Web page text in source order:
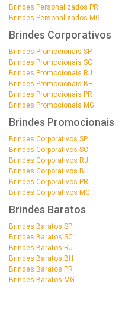
Brindes Personalizados PR
Brindes Personalizados MG
Brindes Corporativos
Brindes Promocionais SP
Brindes Promocionais SC
Brindes Promocionais RJ
Brindes Promocionais BH
Brindes Promocionais PR
Brindes Promocionais MG
Brindes Promocionais
Brindes Corporativos SP
Brindes Corporativos SC
Brindes Corporativos RJ
Brindes Corporativos BH
Brindes Corporativos PR
Brindes Corporativos MG
Brindes Baratos
Brindes Baratos SP
Brindes Baratos SC
Brindes Baratos RJ
Brindes Baratos BH
Brindes Baratos PR
Brindes Baratos MG